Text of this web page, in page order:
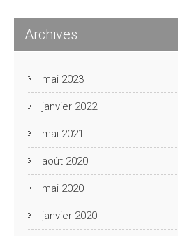
Archives
mai 2023
janvier 2022
mai 2021
août 2020
mai 2020
janvier 2020